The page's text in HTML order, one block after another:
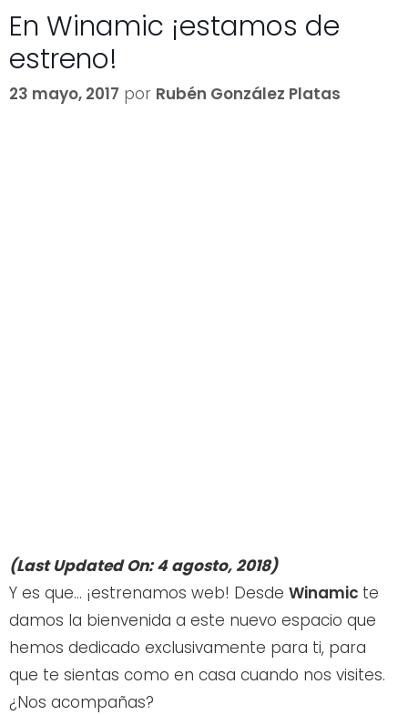
En Winamic ¡estamos de
estreno!
23 mayo, 2017 por Rubén González Platas
(Last Updated On: 4 agosto, 2018)
Y es que… ¡estrenamos web! Desde Winamic te
damos la bienvenida a este nuevo espacio que
hemos dedicado exclusivamente para ti, para
que te sientas como en casa cuando nos visites.
¿Nos acompañas?